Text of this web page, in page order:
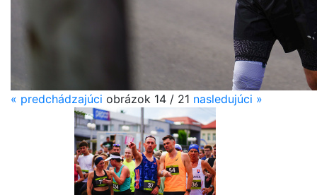
« predchádzajúci obrázok 14 / 21 nasledujúci »